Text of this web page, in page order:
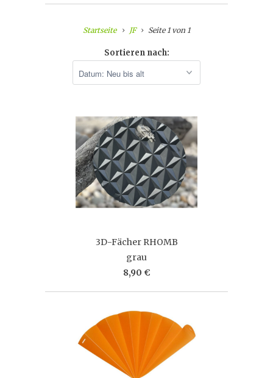
Startseite JF Seite 1 von 1
Sortieren nach:
3D-Fächer RHOMB
grau
8,90 €